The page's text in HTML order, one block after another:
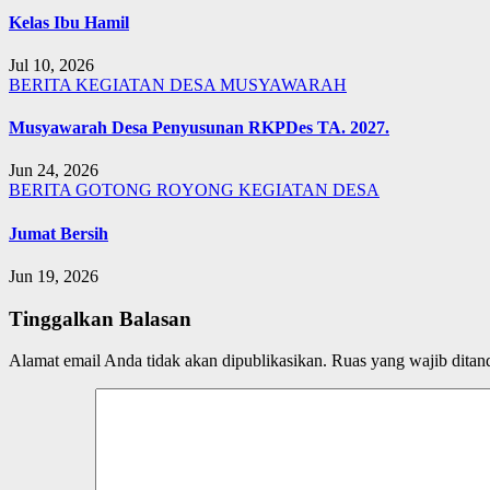
Kelas Ibu Hamil
Jul 10, 2026
BERITA KEGIATAN DESA MUSYAWARAH
Musyawarah Desa Penyusunan RKPDes TA. 2027.
Jun 24, 2026
BERITAGOTONG ROYONG KEGIATAN DESA
Jumat Bersih
Jun 19, 2026
Tinggalkan Balasan
Alamat email Anda tidak akan dipublikasikan. Ruas yang wajib